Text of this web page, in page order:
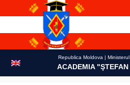
Republica Moldova |
ACADEMIA